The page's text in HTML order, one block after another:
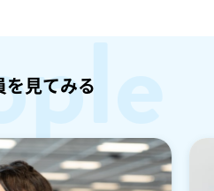
を見てみる